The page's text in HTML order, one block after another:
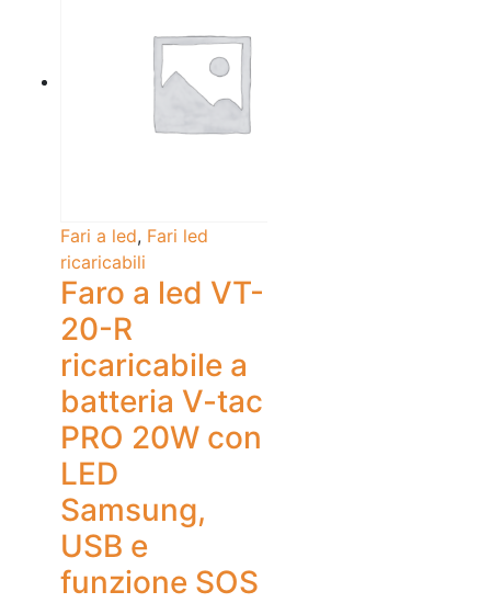
Fari a led, Fari led
ricaricabili
Faro a led VT-
20-R
ricaricabile a
batteria V-tac
PRO 20W con
LED
Samsung,
USB e
funzione SOS